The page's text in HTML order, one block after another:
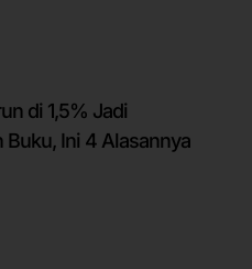
di 1,5% Jadi
Ini 4 Alasannya